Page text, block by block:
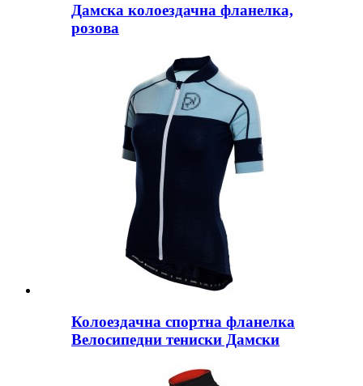
Дамска колоездачна фланелка,
розова
Колоездачна спортна фланелка
Велосипедни тениски Дамски